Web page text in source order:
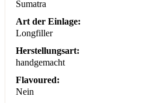
Sumatra
Art der Einlage:
Longfiller
Herstellungsart:
handgemacht
Flavoured:
Nein